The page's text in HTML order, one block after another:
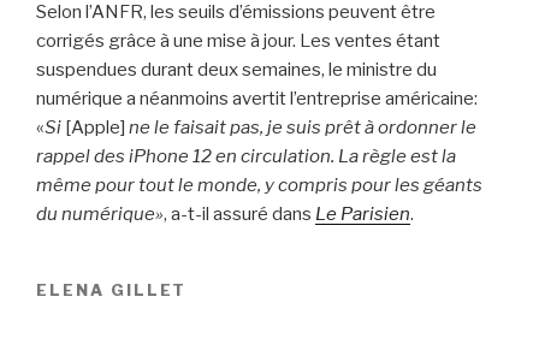
Selon l’ANFR, les seuils d’émissions peuvent être
corrigés grâce à une mise à jour. Les ventes étant
suspendues durant deux semaines, le ministre du
numérique a néanmoins avertit l’entreprise américaine:
«Si [Apple] ne le faisait pas, je suis prêt à ordonner le
rappel des iPhone 12 en circulation. La règle est la
même pour tout le monde, y compris pour les géants
du numérique», a-t-il assuré dans Le Parisien.
ELENA GILLET